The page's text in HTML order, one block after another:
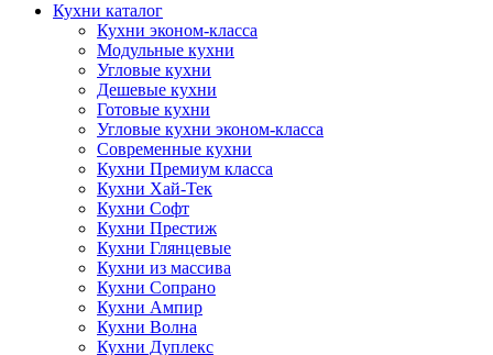
Кухни каталог
Кухни эконом-класса
Модульные кухни
Угловые кухни
Дешевые кухни
Готовые кухни
Угловые кухни эконом-класса
Современные кухни
Кухни Премиум класса
Кухни Хай-Тек
Кухни Софт
Кухни Престиж
Кухни Глянцевые
Кухни из массива
Кухни Сопрано
Кухни Ампир
Кухни Волна
Кухни Дуплекс